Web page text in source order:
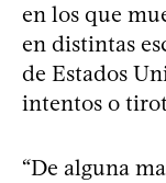
en los que
en distintas
de Estados
intentos o
“De alguna